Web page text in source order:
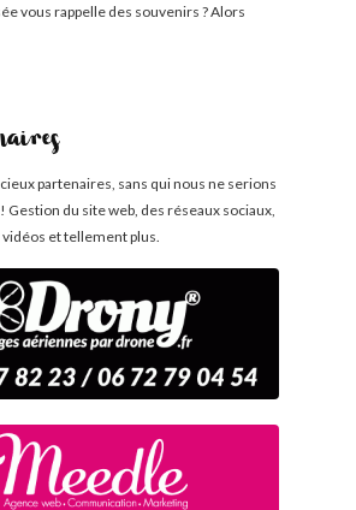
vous rappelle des souvenirs ? Alors
partenaires, sans qui nous ne serions
Gestion du site web, des réseaux sociaux,
et tellement plus.